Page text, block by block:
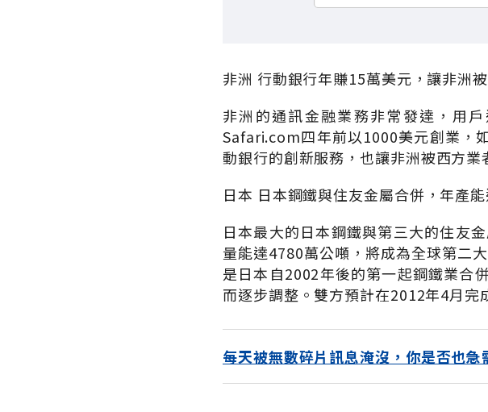
非洲 行動銀行年賺15萬美元，讓非洲
非洲的通訊金融業務非常發達，用
Safari.com四年前以1000美元創業，
動銀行的創新服務，也讓非洲被西方
日本 日本鋼鐵與住友金屬合併，年產
日本最大的日本鋼鐵與第三大的住友
量能達4780萬公噸，將成為全球第二
是日本自2002年後的第一起鋼鐵業合
而逐步調整。雙方預計在2012年4月完
每天被無數碎片訊息淹沒，你是否也